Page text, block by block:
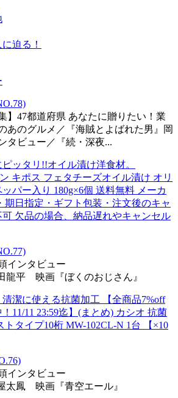
迫る！
】47都道府県 あなたに贈りたい！業
あのグルメ／『海賊とよばれた男』岡
タビュー／『続・深夜...
ッタリ!!オイル漬け洋食材。
キポス フェタチーズオイル漬け オリ
パー入り 180g×6個 送料無料 メーカ
期日指定・ギフト包装・注文後のキャ
可 欠品の場合、納品遅れやキャンセル
インタビュー
龍平 映画『ぼくのおじさん』
潔に使える抗菌加工 【全商品7%off
11/11 23:59迄】(まとめ) カシオ 抗菌
トタイプ10桁 MW-102CL-N 1台 【×10
インタビュー
太鳳 映画『青空エール』